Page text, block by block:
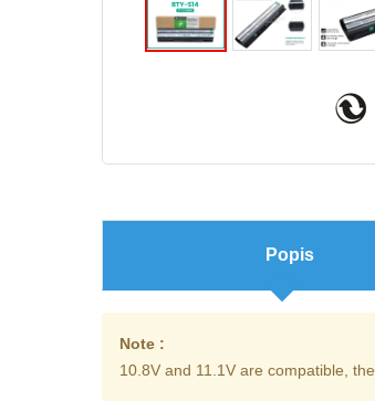
Popis
Note :
10.8V and 11.1V are compatible,